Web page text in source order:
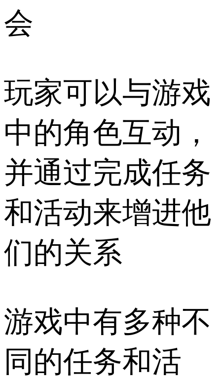
会
玩家可以与游戏
中的角色互动，
并通过完成任务
和活动来增进他
们的关系
游戏中有多种不
同的任务和活